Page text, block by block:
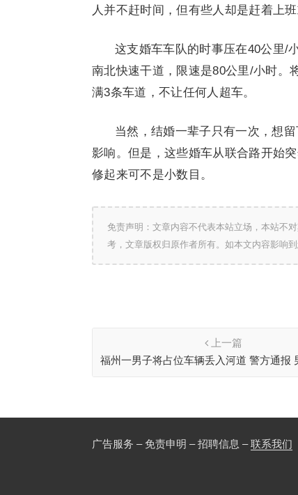
人并不赶时间，但有些人却是赶着上班
这支婚车车队的时事压在40公里/
南北快速干道，限速是80公里/小时。
满3条车道，不让任何人超车。
当然，结婚一辈子只有一次，想
影响。但是，这些婚车从联合路开始
修起来可不是小数目。
免责声明：文章内容不代表本站立场，本站不
考，文章版权归原作者所有。如本文内容影响
上一篇
福州一男子将占位车辆丢入河道 警方通报
广告服务 – 免责申明 – 招聘信息 –联系我们